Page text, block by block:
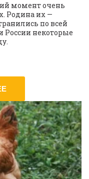
момент очень
Родина их —
по всей
России некоторые